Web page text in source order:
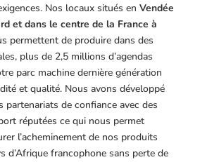
Nos locaux situés en Vendée
et dans le centre de la France à
permettent de produire dans des
plus de 2,5 millions d’agendas
parc machine dernière génération
et qualité. Nous avons développé
partenariats de confiance avec des
réputées ce qui nous permet
l’acheminement de nos produits
d’Afrique francophone sans perte de